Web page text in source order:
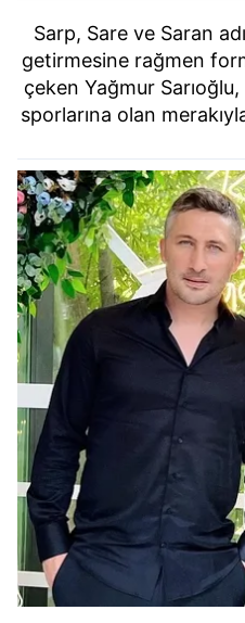
Sarp, Sare ve Saran
getirmesine rağmen
çeken Yağmur
sporlarına olan